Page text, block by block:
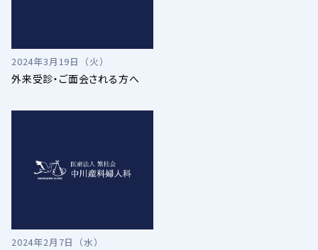
2024年3月19日（火）
外来受診・ご面会される方へ
2024年2月7日（水）